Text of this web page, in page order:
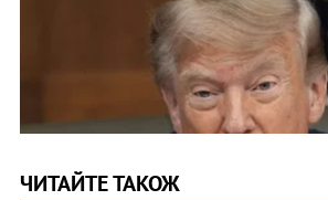
ЧИТАЙТЕ ТАКОЖ